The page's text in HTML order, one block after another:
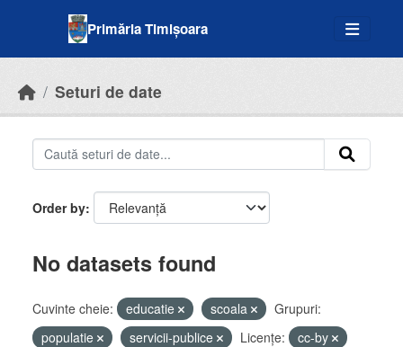
Primăria Timișoara
Seturi de date
Order by
No datasets found
Cuvinte cheie: educatie scoala
Grupuri:
populatie
servicii-publice Licenţe:
cc-by